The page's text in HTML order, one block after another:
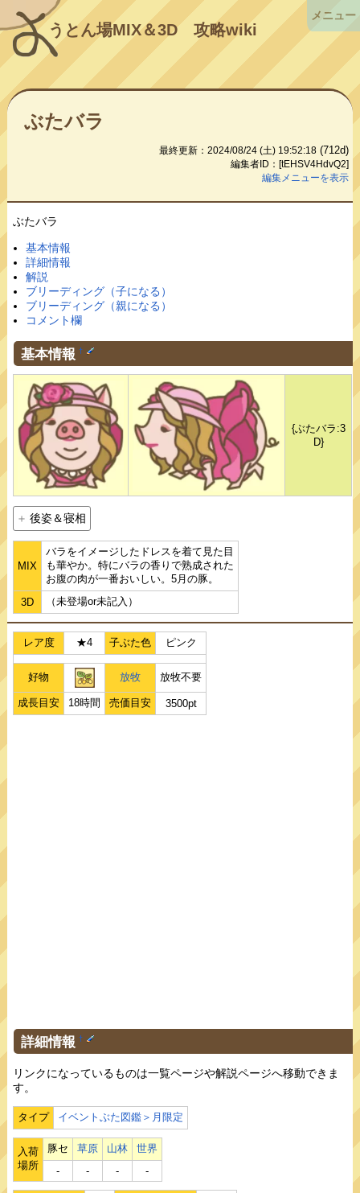
うとん場MIX＆3D攻略wiki
ぶたバラ
最終更新：2024/08/24 (土) 19:52:18 (712d)
編集者ID：[tEHSV4HdvQ2]
編集メニューを表示
ぶたバラ
基本情報
詳細情報
解説
ブリーディング（子になる）
ブリーディング（親になる）
コメント欄
基本情報 †
{ぶたバラ:3
D}
後姿＆寝相
MIX
バラをイメージしたドレスを着て見た目
も華やか。特にバラの香りで熟成された
お腹の肉が一番おいしい。5月の豚。
3D
（未登場or未記入）
レア度 ★4 子ぶた色 ピンク
好物 放牧 放牧不要
成長目安 18時間 売価目安 3500pt
詳細情報 †
リンクになっているものは一覧ページや解説ページへ移動できま
す。
タイプ イベントぶた図鑑＞月限定
入荷
場所
豚セ 草原 山林
世界
‐
‐ ‐ ‐
メニュー